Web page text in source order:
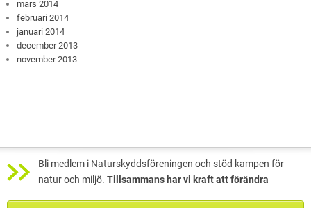
mars 2014
februari 2014
januari 2014
december 2013
november 2013
Bli medlem i Naturskyddsföreningen och stöd kampen för
natur och miljö. Tillsammans har vi kraft att förändra